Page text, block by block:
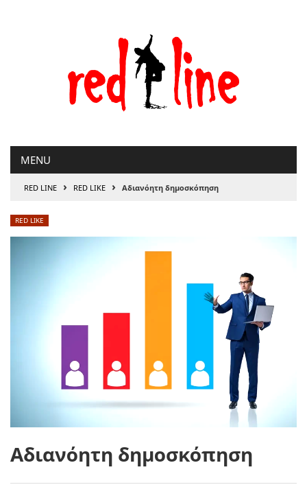
MENU
RED LINE › RED LIKE › Αδιανόητη δημοσκόπηση
RED LIKE
Αδιανόητη δημοσκόπηση